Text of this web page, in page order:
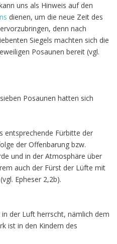
uns als Hinweis auf den
dienen, um die neue Zeit des
denn nach
Siegels machten sich die
Posaunen bereit (vgl.
Posaunen hatten sich
entsprechende Fürbitte der
der Offenbarung bzw.
und in der Atmosphäre über
auch der Fürst der Lüfte mit
Epheser 2,2b).
der Luft herrscht, nämlich dem
ist in den Kindern des